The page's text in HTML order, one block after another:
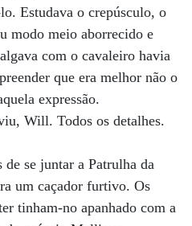
Estudava o crepúsculo, o
modo meio aborrecido e
com o cavaleiro havia
que era melhor não o
expressão.
Will. Todos os detalhes.
se juntar a Patrulha da
um caçador furtivo. Os
tinham-no apanhado com a